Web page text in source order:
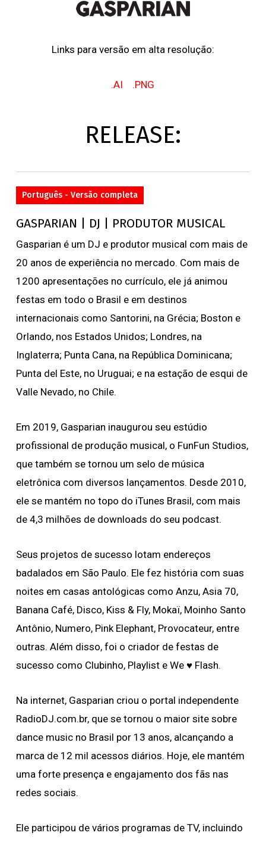
Links para versão em alta resolução:
.AI .PNG
RELEASE:
Português - Versão completa
GASPARIAN | DJ | PRODUTOR MUSICAL
Gasparian é um DJ e produtor musical com mais de
20 anos de experiência no mercado. Com mais de
1200 apresentações no currículo, ele já animou
festas em todo o Brasil e em destinos
internacionais como Santorini, na Grécia; Boston e
Orlando, nos Estados Unidos; Londres, na
Inglaterra; Punta Cana, na República Dominicana;
Punta del Este, no Uruguai; e na estação de esqui de
Valle Nevado, no Chile.
Em 2019, Gasparian inaugurou seu estúdio
profissional de produção musical, o FunFun Studios,
que também se tornou um selo de música
eletrônica com diversos lançamentos. Desde 2010,
ele se mantém no topo do iTunes Brasil, com mais
de 4,3 milhões de downloads do seu podcast.
Seus projetos de sucesso lotam endereços
badalados em São Paulo. Ele fez história com suas
noites em casas antológicas como Anzu, Asia 70,
Banana Café, Disco, Kiss & Fly, Mokaï, Moinho Santo
Antônio, Numero, Pink Elephant, Provocateur, entre
outras. Além disso, foi o criador de festas de
sucesso como Clubinho, Playlist e We ♥️ Flash.
Na internet, Gasparian criou o portal independente
RadioDJ.com.br, que se tornou o maior site sobre
dance music no Brasil por 13 anos, alcançando a
marca de 12 mil acessos diários. Hoje, ele mantém
uma forte presença e engajamento dos fãs nas
redes sociais.
Ele participou de vários programas de TV, incluindo